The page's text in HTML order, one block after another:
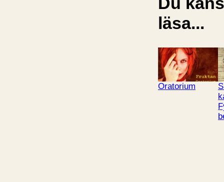
läsa...
Oratorium